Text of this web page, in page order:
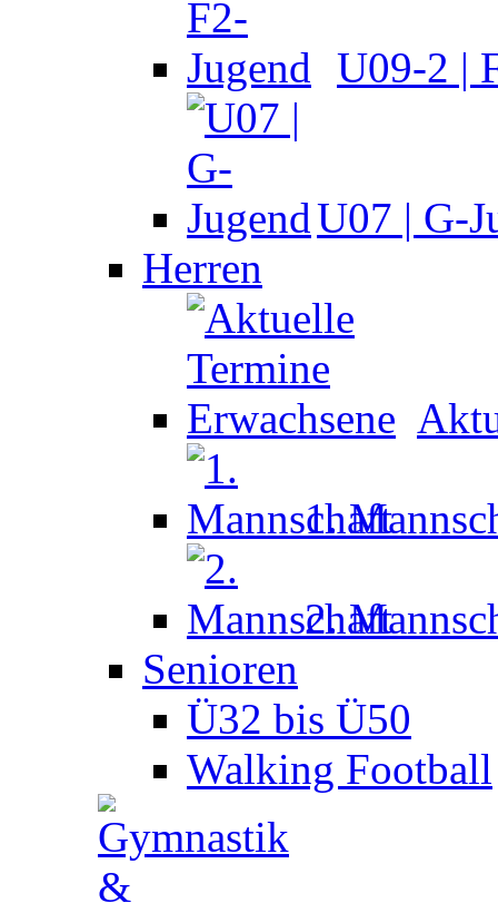
U09-2 |
U07 | G-
Herren
1.
2.
Senioren
Ü32 bis Ü50
Walking Football